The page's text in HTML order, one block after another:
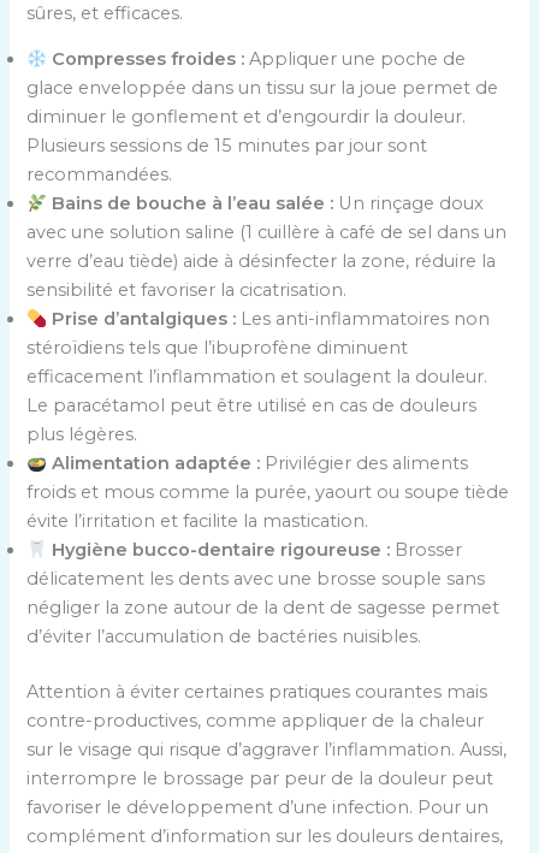
sûres, et efficaces.
Compresses froides : Appliquer une poche de
glace enveloppée dans un tissu sur la joue permet de
diminuer le gonflement et d’engourdir la douleur.
Plusieurs sessions de 15 minutes par jour sont
recommandées.
Bains de bouche à l’eau salée : Un rinçage doux
avec une solution saline (1 cuillère à café de sel dans un
verre d’eau tiède) aide à désinfecter la zone, réduire la
sensibilité et favoriser la cicatrisation.
Prise d’antalgiques : Les anti-inflammatoires non
stéroïdiens tels que l’ibuprofène diminuent
efficacement l’inflammation et soulagent la douleur.
Le paracétamol peut être utilisé en cas de douleurs
plus légères.
Alimentation adaptée : Privilégier des aliments
froids et mous comme la purée, yaourt ou soupe tiède
évite l’irritation et facilite la mastication.
Hygiène bucco-dentaire rigoureuse : Brosser
délicatement les dents avec une brosse souple sans
négliger la zone autour de la dent de sagesse permet
d’éviter l’accumulation de bactéries nuisibles.
Attention à éviter certaines pratiques courantes mais
contre-productives, comme appliquer de la chaleur
sur le visage qui risque d’aggraver l’inflammation. Aussi,
interrompre le brossage par peur de la douleur peut
favoriser le développement d’une infection. Pour un
complément d’information sur les douleurs dentaires,